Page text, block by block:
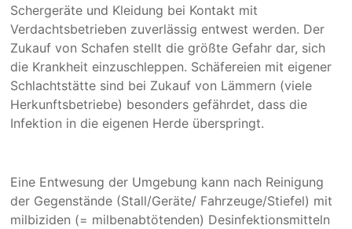
Schergeräte und Kleidung bei Kontakt mit
Verdachtsbetrieben zuverlässig entwest werden. Der
Zukauf von Schafen stellt die größte Gefahr dar, sich
die Krankheit einzuschleppen. Schäfereien mit eigener
Schlachtstätte sind bei Zukauf von Lämmern (viele
Herkunftsbetriebe) besonders gefährdet, dass die
Infektion in die eigenen Herde überspringt.
Eine Entwesung der Umgebung kann nach Reinigung
der Gegenstände (Stall/Geräte/ Fahrzeuge/Stiefel) mit
milbiziden (= milbenabtötenden) Desinfektionsmitteln